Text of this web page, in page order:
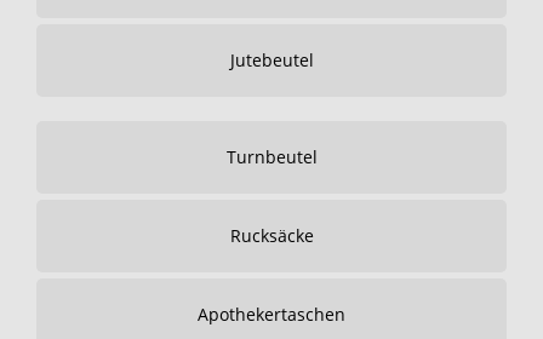
Jutebeutel
Turnbeutel
Rucksäcke
Apothekertaschen